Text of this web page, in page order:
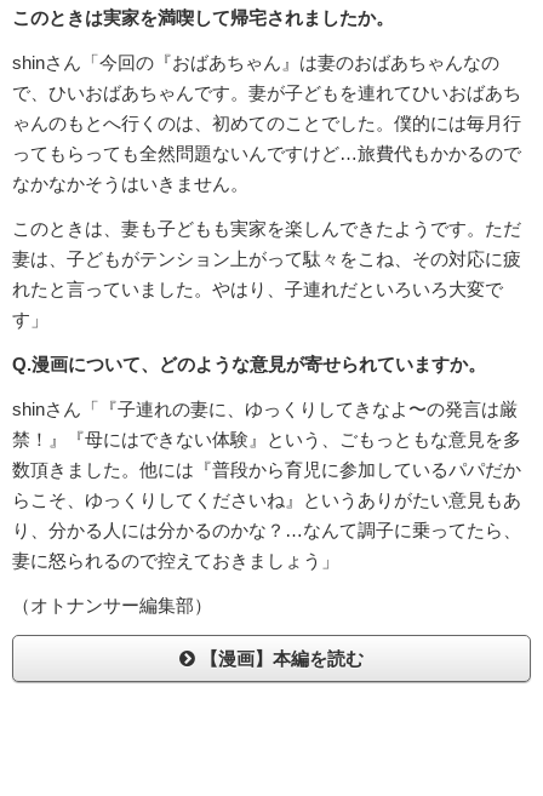
このときは実家を満喫して帰宅されましたか。
shinさん「今回の『おばあちゃん』は妻のおばあちゃんなの
で、ひいおばあちゃんです。妻が子どもを連れてひいおばあち
ゃんのもとへ行くのは、初めてのことでした。僕的には毎月行
ってもらっても全然問題ないんですけど…旅費代もかかるので
なかなかそうはいきません。
このときは、妻も子どもも実家を楽しんできたようです。ただ
妻は、子どもがテンション上がって駄々をこね、その対応に疲
れたと言っていました。やはり、子連れだといろいろ大変で
す」
Q.漫画について、どのような意見が寄せられていますか。
shinさん「『子連れの妻に、ゆっくりしてきなよ〜の発言は厳
禁！』『母にはできない体験』という、ごもっともな意見を多
数頂きました。他には『普段から育児に参加しているパパだか
らこそ、ゆっくりしてくださいね』というありがたい意見もあ
り、分かる人には分かるのかな？…なんて調子に乗ってたら、
妻に怒られるので控えておきましょう」
（オトナンサー編集部）
【漫画】本編を読む